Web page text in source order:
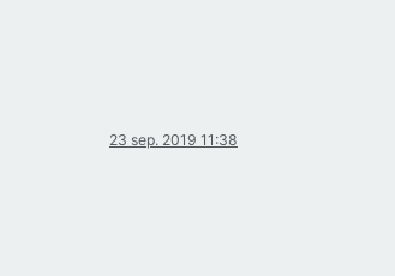
23 sep. 2019 11:38